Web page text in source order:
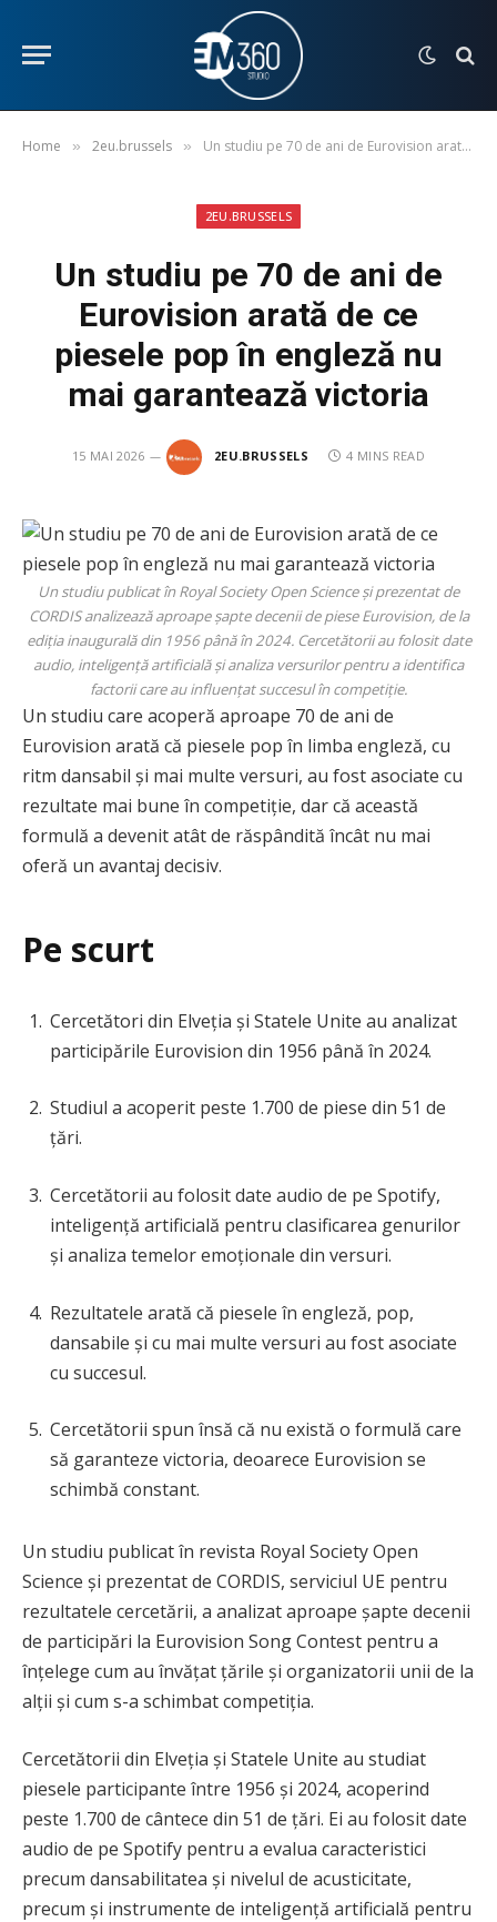
Home » 2eu.brussels » Un studiu pe 70 de ani de Eurovision arată de ce piesele pop în engleză nu mai garantează victoria
2EU.BRUSSELS
Un studiu pe 70 de ani de
Eurovision arată de ce
piesele pop în engleză nu
mai garantează victoria
15 MAI 2026 2EU.BRUSSELS 4 MINS READ
Un studiu publicat în Royal Society Open Science și prezentat de
CORDIS analizează aproape șapte decenii de piese Eurovision, de la
ediția inaugurală din 1956 până în 2024. Cercetătorii au folosit date
audio, inteligență artificială și analiza versurilor pentru a identifica
factorii care au influențat succesul în competiție.
Un studiu care acoperă aproape 70 de ani de
Eurovision arată că piesele pop în limba engleză, cu
ritm dansabil și mai multe versuri, au fost asociate cu
rezultate mai bune în competiție, dar că această
formulă a devenit atât de răspândită încât nu mai
oferă un avantaj decisiv.
Pe scurt
Cercetători din Elveția și Statele Unite au analizat
participările Eurovision din 1956 până în 2024.
Studiul a acoperit peste 1.700 de piese din 51 de
țări.
Cercetătorii au folosit date audio de pe Spotify,
inteligență artificială pentru clasificarea genurilor
și analiza temelor emoționale din versuri.
Rezultatele arată că piesele în engleză, pop,
dansabile și cu mai multe versuri au fost asociate
cu succesul.
Cercetătorii spun însă că nu există o formulă care
să garanteze victoria, deoarece Eurovision se
schimbă constant.
Un studiu publicat în revista Royal Society Open
Science și prezentat de CORDIS, serviciul UE pentru
rezultatele cercetării, a analizat aproape șapte decenii
de participări la Eurovision Song Contest pentru a
înțelege cum au învățat țările și organizatorii unii de la
alții și cum s-a schimbat competiția.
Cercetătorii din Elveția și Statele Unite au studiat
piesele participante între 1956 și 2024, acoperind
peste 1.700 de cântece din 51 de țări. Ei au folosit date
audio de pe Spotify pentru a evalua caracteristici
precum dansabilitatea și nivelul de acusticitate,
precum și instrumente de inteligență artificială pentru